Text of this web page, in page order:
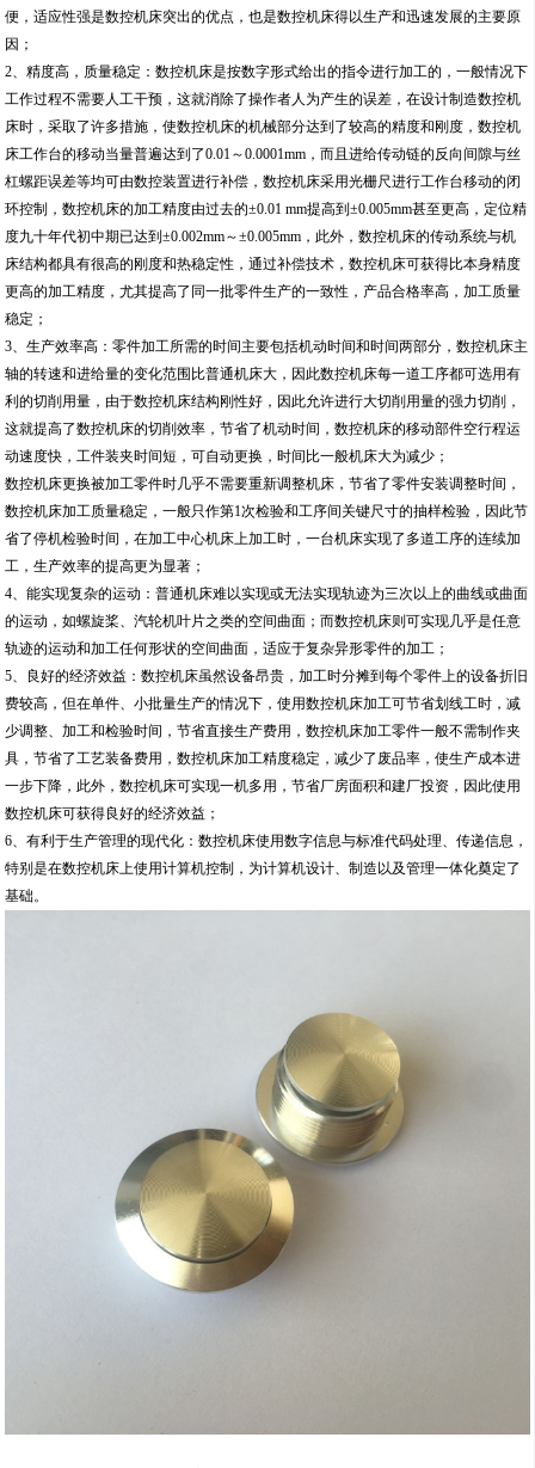
便，适应性强是数控机床突出的优点，也是数控机床得以生产和迅速发展的主要原
因；
2、精度高，质量稳定：数控机床是按数字形式给出的指令进行加工的，一般情况下
工作过程不需要人工干预，这就消除了操作者人为产生的误差，在设计制造数控机
床时，采取了许多措施，使数控机床的机械部分达到了较高的精度和刚度，数控机
床工作台的移动当量普遍达到了0.01～0.0001mm，而且进给传动链的反向间隙与丝
杠螺距误差等均可由数控装置进行补偿，数控机床采用光栅尺进行工作台移动的闭
环控制，数控机床的加工精度由过去的±0.01 mm提高到±0.005mm甚至更高，定位精
度九十年代初中期已达到±0.002mm～±0.005mm，此外，数控机床的传动系统与机
床结构都具有很高的刚度和热稳定性，通过补偿技术，数控机床可获得比本身精度
更高的加工精度，尤其提高了同一批零件生产的一致性，产品合格率高，加工质量
稳定；
3、生产效率高：零件加工所需的时间主要包括机动时间和时间两部分，数控机床主
轴的转速和进给量的变化范围比普通机床大，因此数控机床每一道工序都可选用有
利的切削用量，由于数控机床结构刚性好，因此允许进行大切削用量的强力切削，
这就提高了数控机床的切削效率，节省了机动时间，数控机床的移动部件空行程运
动速度快，工件装夹时间短，可自动更换，时间比一般机床大为减少；
数控机床更换被加工零件时几乎不需要重新调整机床，节省了零件安装调整时间，
数控机床加工质量稳定，一般只作第1次检验和工序间关键尺寸的抽样检验，因此节
省了停机检验时间，在加工中心机床上加工时，一台机床实现了多道工序的连续加
工，生产效率的提高更为显著；
4、能实现复杂的运动：普通机床难以实现或无法实现轨迹为三次以上的曲线或曲面
的运动，如螺旋桨、汽轮机叶片之类的空间曲面；而数控机床则可实现几乎是任意
轨迹的运动和加工任何形状的空间曲面，适应于复杂异形零件的加工；
5、良好的经济效益：数控机床虽然设备昂贵，加工时分摊到每个零件上的设备折旧
费较高，但在单件、小批量生产的情况下，使用数控机床加工可节省划线工时，减
少调整、加工和检验时间，节省直接生产费用，数控机床加工零件一般不需制作夹
具，节省了工艺装备费用，数控机床加工精度稳定，减少了废品率，使生产成本进
一步下降，此外，数控机床可实现一机多用，节省厂房面积和建厂投资，因此使用
数控机床可获得良好的经济效益；
6、有利于生产管理的现代化：数控机床使用数字信息与标准代码处理、传递信息，
特别是在数控机床上使用计算机控制，为计算机设计、制造以及管理一体化奠定了
基础。